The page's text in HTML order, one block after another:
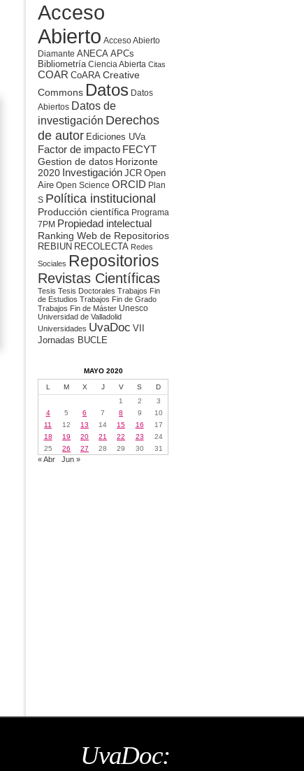
Acceso
Abierto Acceso Abierto
Diamante ANECA APCs
Bibliometría Ciencia Abierta Citas
COAR CoARA Creative
Commons Datos Datos
Abiertos Datos de
investigación Derechos
de autor Ediciones UVa
Factor de impacto FECYT
Gestion de datos Horizonte
2020 Investigación JCR Open
Aire Open Science ORCID Plan
S Política institucional
Producción científica Programa
7PM Propiedad intelectual
Ranking Web de Repositorios
REBIUN RECOLECTA Redes
Sociales Repositorios
Revistas Científicas
Tesis Tesis Doctorales Trabajos Fin
de Estudios Trabajos Fin de Grado
Trabajos Fin de Máster Unesco
Universidad de Valladolid
Universidades UvaDoc VII
Jornadas BUCLE
MAYO 2020
L M X J V S
D
1
2
3
4
5 6 7 8 9
10
11
12 13 14 15 16
17
18
19 20 21 22 23
24
25
26 27 28 29 30 31
« Abr Jun »
UvaDoc: